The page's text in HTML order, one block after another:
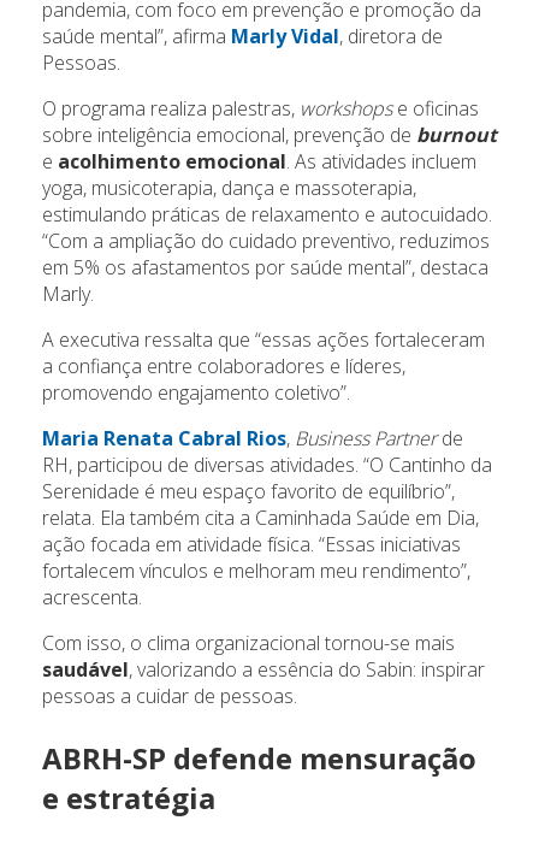
pandemia, com foco em prevenção e promoção da
saúde mental”, afirma Marly Vidal, diretora de
Pessoas.
O programa realiza palestras, workshopse oficinas
sobre inteligência emocional, prevenção de burnout
e acolhimento emocional. As atividades incluem
yoga, musicoterapia, dança e massoterapia,
estimulando práticas de relaxamento e autocuidado.
“Com a ampliação do cuidado preventivo, reduzimos
em 5% os afastamentos por saúde mental”, destaca
Marly.
A executiva ressalta que “essas ações fortaleceram
a confiança entre colaboradores e líderes,
promovendo engajamento coletivo”.
Maria Renata Cabral Rios, Business Partnerde
RH, participou de diversas atividades. “O Cantinho da
Serenidade é meu espaço favorito de equilíbrio”,
relata. Ela também cita a Caminhada Saúde em Dia,
ação focada em atividade física. “Essas iniciativas
fortalecem vínculos e melhoram meu rendimento”,
acrescenta.
Com isso, o clima organizacional tornou-se mais
saudável, valorizando a essência do Sabin: inspirar
pessoas a cuidar de pessoas.
ABRH-SP defende mensuração
e estratégia